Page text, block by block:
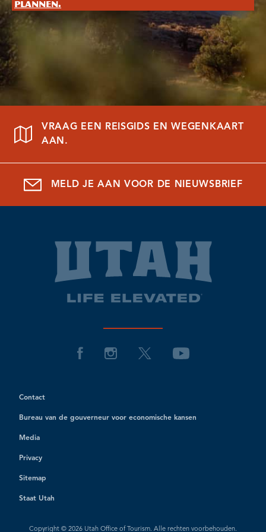
plannen.
VRAAG EEN REISGIDS EN WEGENKAART
AAN.
MELD JE AAN VOOR DE NIEUWSBRIEF
Contact
Bureau van de gouverneur voor economische kansen
Media
Privacy
Sitemap
Staat Utah
Copyright © 2026 Utah Office of Tourism. Alle rechten voorbehouden.